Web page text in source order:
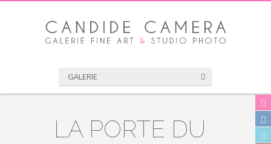
GALERIE
LA PORTE DU